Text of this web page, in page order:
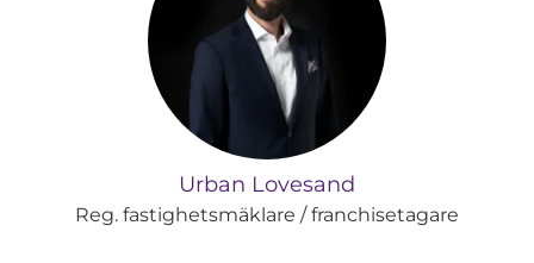
Urban Lovesand
Reg. fastighetsmäklare / franchisetagare